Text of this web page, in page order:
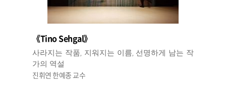
《Tino Sehgal》
사라지는 작품, 지워지는 이름, 선명하게 남는 작
가의 역설
진휘연 한예종 교수